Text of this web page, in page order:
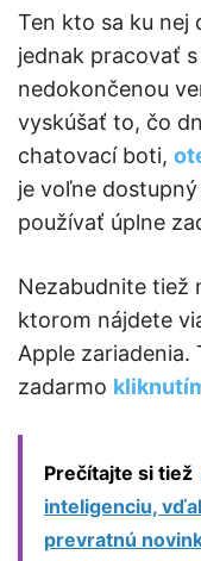
Ten kto sa ku nej
jednak pracovať
nedokončenou
vyskúšať to, čo
chatovací boti,
je voľne
používať úplne
Nezabudnite tiež
ktorom nájdete
Apple zariadenia.
zadarmo
Prečítajte si tiež
inteligenciu,
prevratnú